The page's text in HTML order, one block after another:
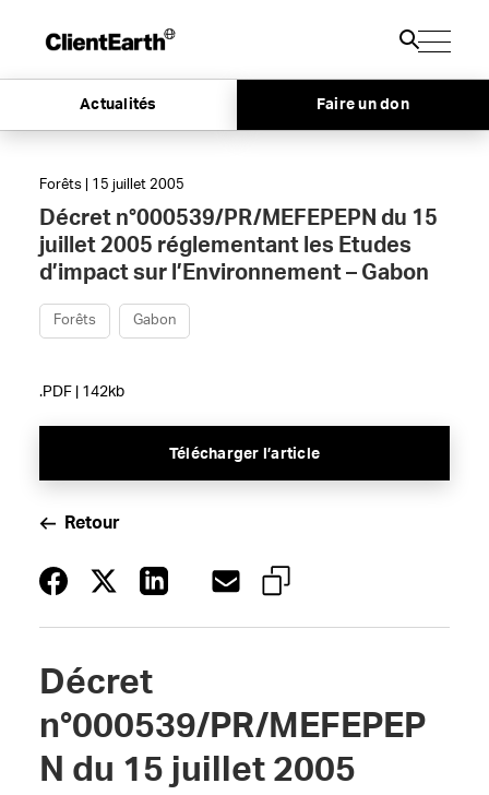
Actualités Faire un don
Forêts | 15 juillet 2005
Décret n°000539/PR/MEFEPEPN du 15
juillet 2005 réglementant les Etudes
d’impact sur l’Environnement – Gabon
Forêts Gabon
.PDF | 142kb
Télécharger l’article
Retour
Décret
n°000539/PR/MEFEPEP
N du 15 juillet 2005